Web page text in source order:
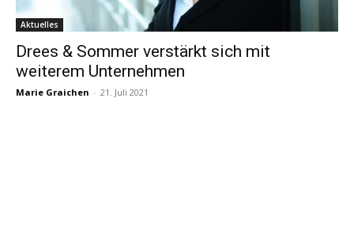
Aktuelles
Drees & Sommer verstärkt sich mit
weiterem Unternehmen
Marie Graichen - 21. Juli 2021